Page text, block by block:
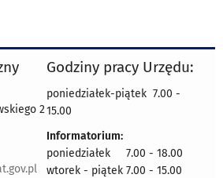
2
Godziny pracy Urzędu:
poniedziałek-piątek 7.00 -
15.00
Informatorium:
poniedziałek 7.00 - 18.00
wtorek - piątek 7.00 - 15.00